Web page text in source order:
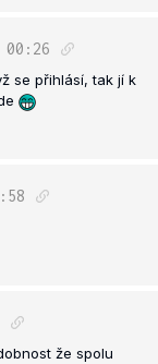
00:26
se přihlásí, tak jí k
že spolu